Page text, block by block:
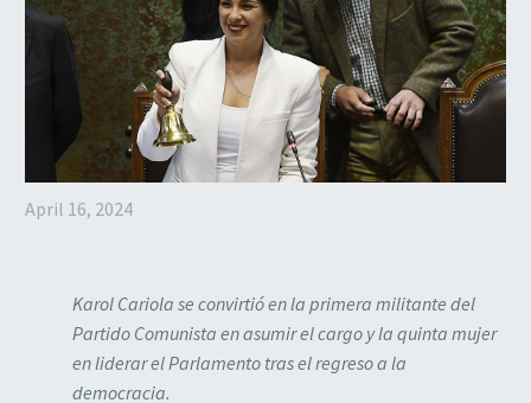
April 16, 2024
Karol Cariola se convirtió en la primera militante del
Partido Comunista en asumir el cargo y la quinta mujer
en liderar el Parlamento tras el regreso a la
democracia.